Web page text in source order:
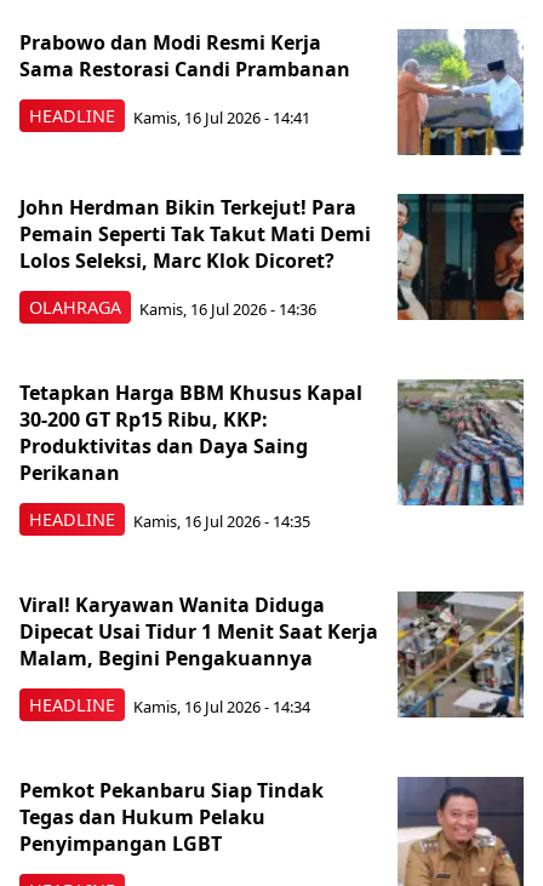
HEADLINE
Prabowo dan Modi Resmi Kerja
Sama Restorasi Candi Prambanan
Kamis, 16 Jul 2026 - 14:41
OLAHRAGA
John Herdman Bikin Terkejut! Para
Pemain Seperti Tak Takut Mati Demi
Lolos Seleksi, Marc Klok Dicoret?
Kamis, 16 Jul 2026 - 14:36
HEADLINE
Tetapkan Harga BBM Khusus Kapal
30-200 GT Rp15 Ribu, KKP:
Produktivitas dan Daya Saing
Perikanan
Kamis, 16 Jul 2026 - 14:35
HEADLINE
Viral! Karyawan Wanita Diduga
Dipecat Usai Tidur 1 Menit Saat Kerja
Malam, Begini Pengakuannya
Kamis, 16 Jul 2026 - 14:34
Pemkot Pekanbaru Siap Tindak
Tegas dan Hukum Pelaku
Penyimpangan LGBT